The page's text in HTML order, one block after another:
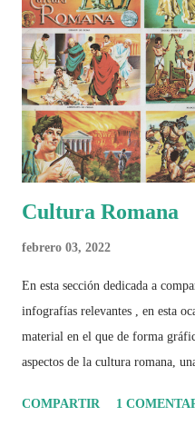
este Mundial marcó un antes y
deporte, la identidad nacional,
el papel del fútbol como reflejo
páginas de análisis, ilustraciones
Cultura Romana
febrero 03, 2022
En esta sección dedicada a
infografías relevantes , en esta
material en el que de forma
aspectos de la cultura romana,
COMPARTIR
1